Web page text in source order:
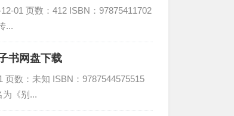
01 页数：412 ISBN：97875411702
...
书网盘下载
数：未知 ISBN：9787544575515
为《别...